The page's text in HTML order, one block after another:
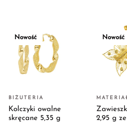
Nowość
BIŻUTERIA
Kolczyki owalne
skręcane 5,35 g
Nowość
2,95 g